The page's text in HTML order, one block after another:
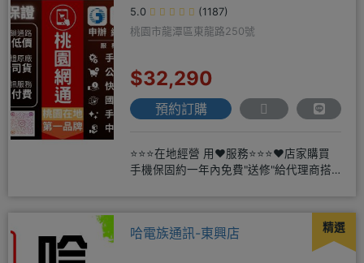
5.0
(1187)
桃園市龍潭區東龍路250號
$32,290
預約訂購
⭐⭐⭐在地經營 用❤️服務⭐⭐⭐❤️店家購買
手機保固約一年內免費"送修"給代理商搭
精選
哈電族通訊-東興店